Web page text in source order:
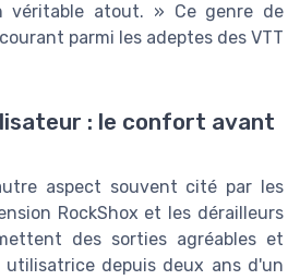
véritable atout. » Ce genre de
parmi les adeptes des VTT
: le confort avant
aspect souvent cité par les
RockShox et les dérailleurs
des sorties agréables et
utilisatrice depuis deux ans d'un